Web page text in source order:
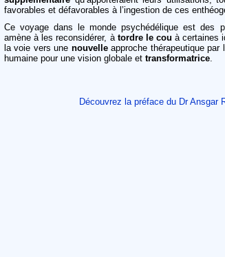
favorables et défavorables à l’ingestion de ces
Ce voyage dans le monde psychédélique est des
amène à les reconsidérer, à tordre le cou à certaines
la voie vers une nouvelleapproche thérapeutique par
humaine pour une vision globale et transformatrice.
Découvrez la préface du Dr Ansgar